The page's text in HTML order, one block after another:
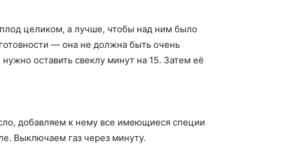
целиком, а лучше, чтобы над ним было
— она не должна быть очень
оставить свеклу минут на 15. Затем её
добавляем к нему все имеющиеся специи
Выключаем газ через минуту.